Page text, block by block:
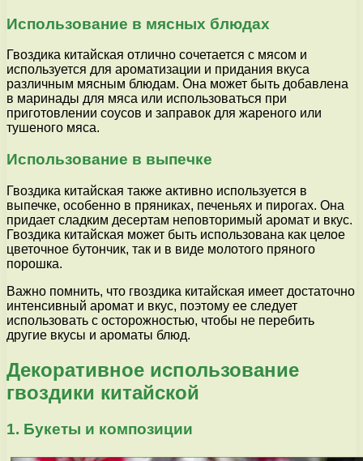
Использование в мясных блюдах
Гвоздика китайская отлично сочетается с мясом и
используется для ароматизации и придания вкуса
различным мясным блюдам. Она может быть добавлена
в маринады для мяса или использоваться при
приготовлении соусов и заправок для жареного или
тушеного мяса.
Использование в выпечке
Гвоздика китайская также активно используется в
выпечке, особенно в пряниках, печеньях и пирогах. Она
придает сладким десертам неповторимый аромат и вкус.
Гвоздика китайская может быть использована как целое
цветочное бутончик, так и в виде молотого пряного
порошка.
Важно помнить, что гвоздика китайская имеет достаточно
интенсивный аромат и вкус, поэтому ее следует
использовать с осторожностью, чтобы не перебить
другие вкусы и ароматы блюд.
Декоративное использование
гвоздики китайской
1. Букеты и композиции